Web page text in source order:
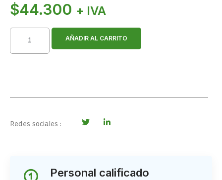
$44.300 + IVA
AÑADIR AL CARRITO
Redes sociales :
Personal calificado